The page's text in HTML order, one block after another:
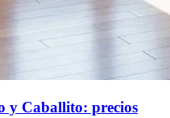
y Caballito: precios